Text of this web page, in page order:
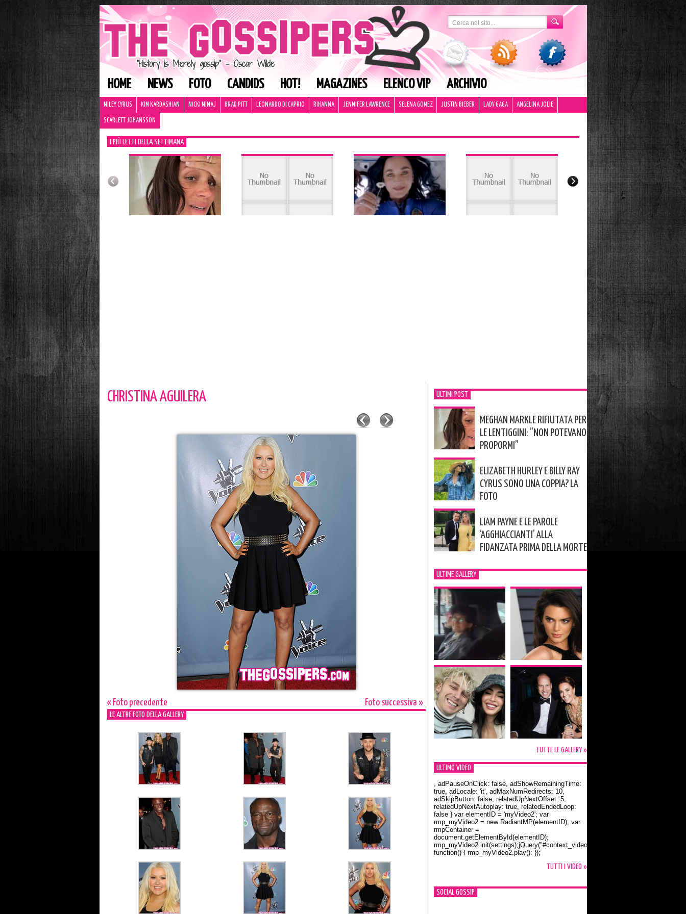
HOME NEWS FOTO CANDIDS HOT! MAGAZINES ELENCO VIP ARCHIVIO
MILEY CYRUS KIM KARDASHIAN NICKI MINAJ BRAD PITT LEONARDO DI CAPRIO RIHANNA JENNIFER LAWRENCE SELENA GOMEZ JUSTIN BIEBER LADY GAGA ANGELINA JOLIE
SCARLETT JOHANSSON
I PIÙ LETTI DELLA SETTIMANA
CHRISTINA AGUILERA
« Foto precedente Foto successiva »
LE ALTRE FOTO DELLA GALLERY
ULTIMI POST
MEGHAN MARKLE RIFIUTATA PER
LE LENTIGGINI: ”NON POTEVANO
PROPORMI”
ELIZABETH HURLEY E BILLY RAY
CYRUS SONO UNA COPPIA? LA
FOTO
LIAM PAYNE E LE PAROLE
‘AGGHIACCIANTI’ ALLA
FIDANZATA PRIMA DELLA MORTE
ULTIME GALLERY
TUTTE LE GALLERY »
ULTIMO VIDEO
Orlando Bloom e la t-shirt dedicata a Flynn
, adPauseOnClick: false, adShowRemainingTime:
true, adLocale: 'it', adMaxNumRedirects: 10,
adSkipButton: false, relatedUpNextOffset: 5,
relatedUpNextAutoplay: true, relatedEndedLoop:
false } var elementID = 'myVideo2'; var
rmp_myVideo2 = new RadiantMP(elementID); var
rmpContainer =
document.getElementById(elementID);
rmp_myVideo2.init(settings);jQuery("#context_video2").one("mouseover",
function() { rmp_myVideo2.play(); });
TUTTI I VIDEO »
SOCIAL GOSSIP